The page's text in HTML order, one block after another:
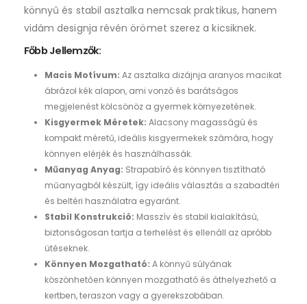
könnyű és stabil asztalka nemcsak praktikus, hanem
vidám designja révén örömet szerez a kicsiknek.
Főbb Jellemzők:
Macis Motívum: Az asztalka dizájnja aranyos macikat
ábrázol kék alapon, ami vonzó és barátságos
megjelenést kölcsönöz a gyermek környezetének.
Kisgyermek Méretek: Alacsony magasságú és
kompakt méretű, ideális kisgyermekek számára, hogy
könnyen elérjék és használhassák.
Műanyag Anyag: Strapabíró és könnyen tisztítható
műanyagból készült, így ideális választás a szabadtéri
és beltéri használatra egyaránt.
Stabil Konstrukció: Masszív és stabil kialakítású,
biztonságosan tartja a terhelést és ellenáll az apróbb
ütéseknek.
Könnyen Mozgatható: A könnyű súlyának
köszönhetően könnyen mozgatható és áthelyezhető a
kertben, teraszon vagy a gyerekszobában.